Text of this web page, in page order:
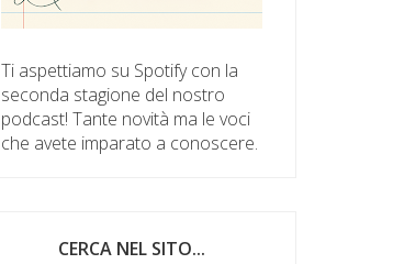
Ti aspettiamo su Spotify con la
seconda stagione del nostro
podcast! Tante novità ma le voci
che avete imparato a conoscere.
CERCA NEL SITO...